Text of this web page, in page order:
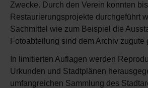
Zwecke. Durch den Verein konnten
Restaurierungsprojekte durchgeführt
Sachmittel wie zum Beispiel die
Fotoabteilung sind dem Archiv zugute
In limitierten Auflagen werden
Urkunden und Stadtplänen
umfangreichen Sammlung des